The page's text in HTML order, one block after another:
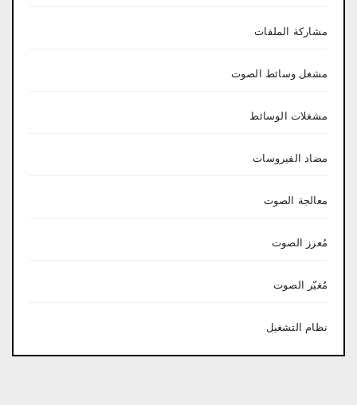
مشاركة الملفات
مشغل وسائط الصوت
مشغلات الوسائط
مضاد الفيروسات
معالجة الصوت
مُعزز الصوت
مُغيّر الصوت
نظام التشغيل